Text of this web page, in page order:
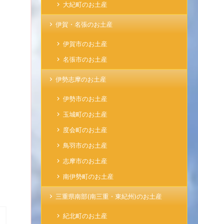
大紀町のお土産
伊賀・名張のお土産
伊賀市のお土産
名張市のお土産
伊勢志摩のお土産
伊勢市のお土産
玉城町のお土産
度会町のお土産
鳥羽市のお土産
志摩市のお土産
南伊勢町のお土産
三重県南部(南三重・東紀州)のお土産
紀北町のお土産